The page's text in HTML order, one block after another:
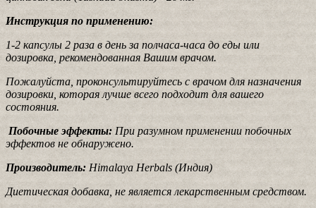
Инструкция по применению:
1-2 капсулы 2 раза в день за полчаса-часа до еды или
дозировка, рекомендованная Вашим врачом.
Пожалуйста, проконсультируйтесь с врачом для назначения
дозировки, которая лучше всего подходит для вашего
состояния.
Побочные эффекты:При разумном применении побочных
эффектов не обнаружено.
Производитель: Himalaya Herbals (Индия)
Диетическая добавка, не является лекарственным средством.